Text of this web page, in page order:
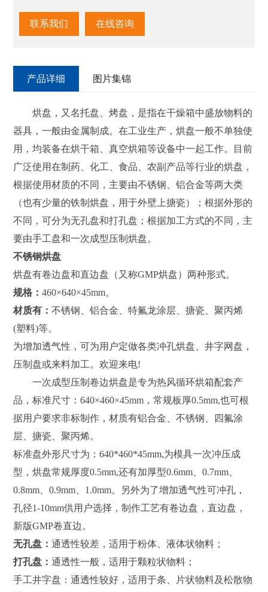
联系我们 在线咨询
产品详细 图片集锦
烘盘，又名托盘、烤盘，是指在干燥箱中盛放物料的
器具，一般由金属制成。在工业生产，烘盘一般不单独使
用，均装备在烘干箱、真空烘箱等设备中一起工作。目前
广泛使用在制药、化工、食品、农副产品等行业的烘盘，
根据使用材质的不同，主要由不锈钢、铝合金等两大类
（也有少量的铁制烘盘，用于外壁上搪瓷）；根据外形的
不同，可分为无孔盘和打孔盘；根据加工方式的不同，主
要由手工盘和一次成型压制烘盘。
不锈钢烘盘
烘盘有卷边盘和直边盘（又称GMP烘盘）两种形式。
规格：460×640×45mm。
材质有：不锈钢、铝合金、特氟龙涂层、搪瓷、聚丙烯
(塑料)等。
为增加透气性，可为用户定做各类冲孔烘盘、井字网盘，
压制盘或来料加工。欢迎来电!
一次成型压制卷边烘盘是专为热风循环烘箱配套产
品，标准尺寸：640×460×45mm，常规板厚0.5mm,也可根
据用户要求非标制作，材质有铝合金、不锈钢、四氟涂
层、搪瓷、聚丙烯。
标准盘外形尺寸为：640*460*45mm,为模具一次冲压成
型，烘盘常规厚度0.5mm,还有加厚型0.6mm、0.7mm、
0.8mm、0.9mm、1.0mm。另外为了增加透气性可冲孔，
孔径1-10mm供用户选择，制作工艺有卷边盘，直边盘，
新版GMP卷直边。
无孔盘：通透性较差，适用于粉体、液体状物料；
打孔盘：通透性一般，适用于颗粒状物料；
手工井字盘：通透性较好，适用于条、片状物料及松散物